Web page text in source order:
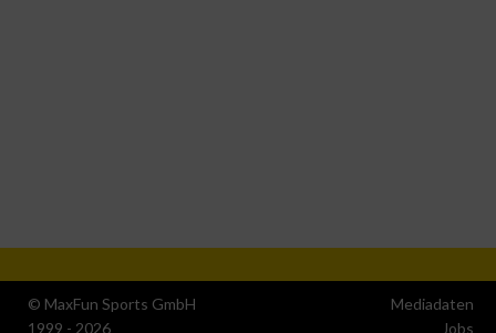
© MaxFun Sports GmbH
1999 - 2026
Mediadaten
Jobs